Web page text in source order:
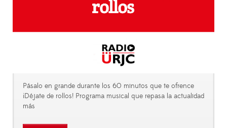
Pásalo en grande durante los 60 minutos que te ofrence
¡Déjate de rollos! Programa musical que repasa la actualidad
más